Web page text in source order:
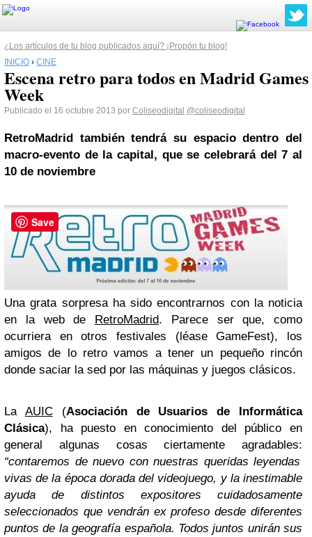
¿Los artículos de tu blog publicados aquí? ¡Propón tu blog!
INICIO › CINE
Escena retro para todos en Madrid Games
Week
Publicado el 16 octubre 2013 por Coliseodigital @coliseodigital
RetroMadrid también tendrá su espacio dentro del
macro-evento de la capital, que se celebrará del 7 al
10 de noviembre
Una grata sorpresa ha sido encontrarnos con la noticia
en la web de RetroMadrid. Parece ser que, como
ocurriera en otros festivales (léase GameFest), los
amigos de lo retro vamos a tener un pequeño rincón
donde saciar la sed por las máquinas y juegos clásicos.
La AUIC(Asociación de Usuarios de Informática
Clásica), ha puesto en conocimiento del público en
general algunas cosas ciertamente agradables:
“contaremos de nuevo con nuestras queridas leyendas
vivas de la época dorada del videojuego, y la inestimable
ayuda de distintos expositores cuidadosamente
seleccionados que vendrán ex profeso desde diferentes
puntos de la geografía española. Todos juntos unirán sus
Save